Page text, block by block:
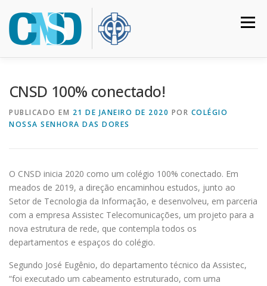
para
conteúdo
Menu
CALENDÁRIO MATRÍCULAS
ACESSO RESTRITO
CNSD 100% conectado!
PUBLICADO EM 21 DE JANEIRO DE 2020 POR COLÉGIO
NOSSA SENHORA DAS DORES
O CNSD inicia 2020 como um colégio 100% conectado. Em
meados de 2019, a direção encaminhou estudos, junto ao
Setor de Tecnologia da Informação, e desenvolveu, em parceria
com a empresa Assistec Telecomunicações, um projeto para a
nova estrutura de rede, que contempla todos os
departamentos e espaços do colégio.
Segundo José Eugênio, do departamento técnico da Assistec,
“foi executado um cabeamento estruturado, com uma